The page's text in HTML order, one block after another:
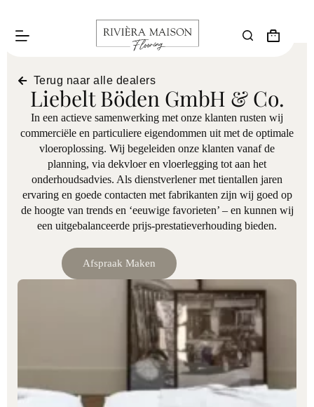
Terug naar alle dealers
Liebelt Böden GmbH & Co.
In een actieve samenwerking met onze klanten rusten wij
commerciële en particuliere eigendommen uit met de optimale
vloeroplossing. Wij begeleiden onze klanten vanaf de
planning, via dekvloer en vloerlegging tot aan het
onderhoudsadvies. Als dienstverlener met tientallen jaren
ervaring en goede contacten met fabrikanten zijn wij goed op
de hoogte van trends en ‘eeuwige favorieten’ – en kunnen wij
een uitgebalanceerde prijs-prestatieverhouding bieden.
Afspraak Maken